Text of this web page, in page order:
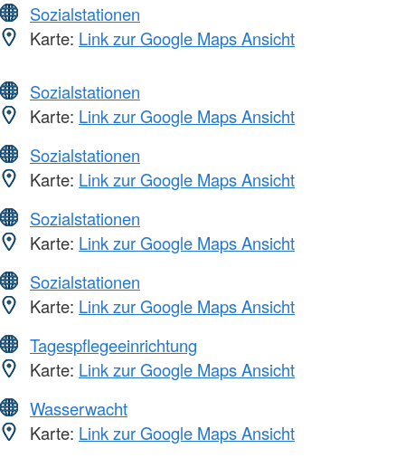
Sozialstationen
Karte: Link zur Google Maps Ansicht
Sozialstationen
Karte: Link zur Google Maps Ansicht
Sozialstationen
Karte: Link zur Google Maps Ansicht
Sozialstationen
Karte: Link zur Google Maps Ansicht
Sozialstationen
Karte: Link zur Google Maps Ansicht
Tagespflegeeinrichtung
Karte: Link zur Google Maps Ansicht
Wasserwacht
Karte: Link zur Google Maps Ansicht